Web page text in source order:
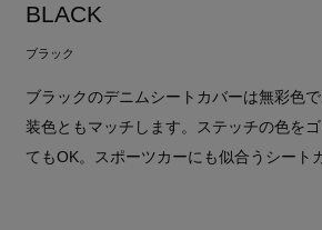
BLACK
ブラック
ブラックのデニムシートカバーは無彩色
装色ともマッチします。ステッチの色を
てもOK。スポーツカーにも似合うシート